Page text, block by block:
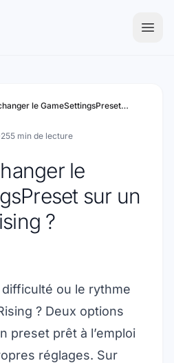
Comment changer le GameSettingsPreset sur un serveur V Rising ?
5 min de lecture
le
sur un
?
ou le rythme
? Deux options
preset prêt à l’emploi
réglages. Sur